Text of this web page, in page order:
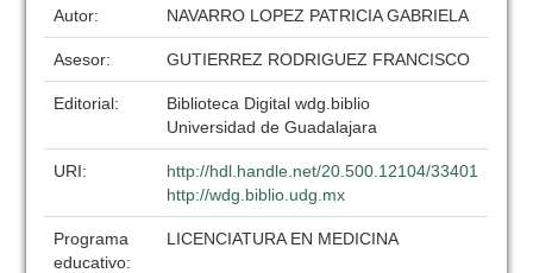
Autor: NAVARRO LOPEZ PATRICIA GABRIELA
Asesor: GUTIERREZ RODRIGUEZ FRANCISCO
Editorial:
Biblioteca Digital wdg.biblio
Universidad de Guadalajara
URI:
http://hdl.handle.net/20.500.12104/33401
http://wdg.biblio.udg.mx
Programa
educativo:
LICENCIATURA EN MEDICINA